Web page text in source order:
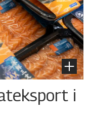
i